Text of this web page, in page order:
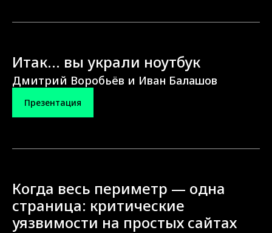
Итак... вы украли ноутбук
Дмитрий Воробьёв и Иван Балашов
Презентация
Когда весь периметр — одна
страница: критические
уязвимости на простых сайтах